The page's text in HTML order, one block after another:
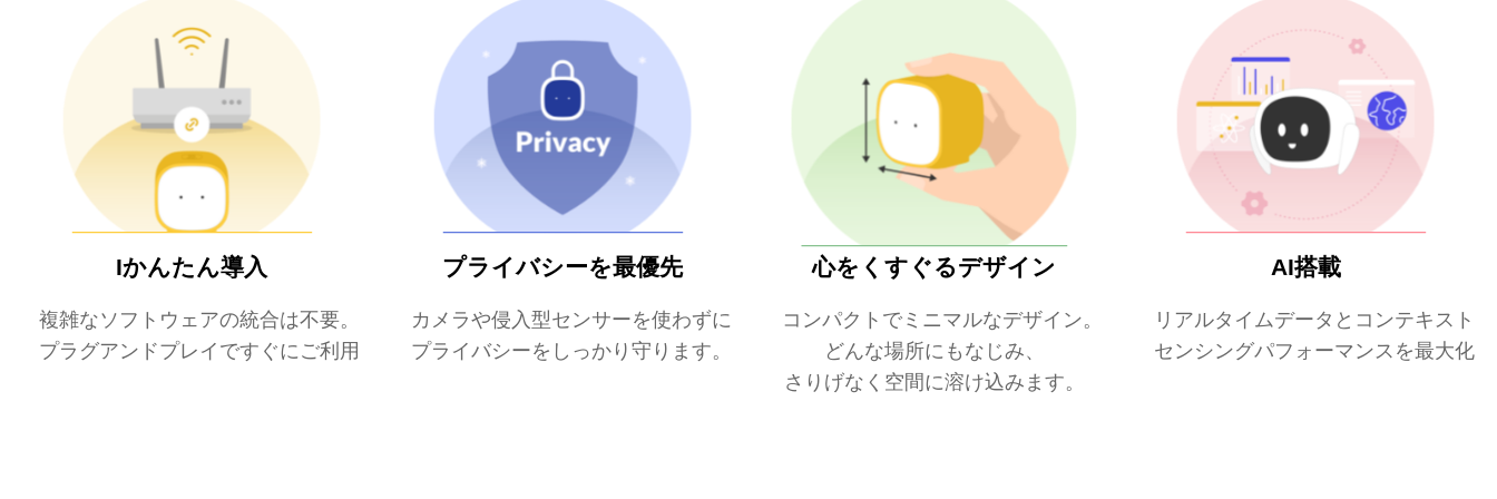
Iかんたん導入
複雑なソフトウェアの統合は不要。
プラグアンドプレイですぐにご利用いただけます。
プライバシーを最優先
カメラや侵入型センサーを使わずにデータを収集。
プライバシーをしっかり守ります。
心をくすぐるデザイン
コンパクトでミニマルなデザイン。
どんな場所にもなじみ、
さりげなく空間に溶け込みます。
AI搭載
リアルタイムデータとコンテキスト
センシングパフォーマンスを最大化